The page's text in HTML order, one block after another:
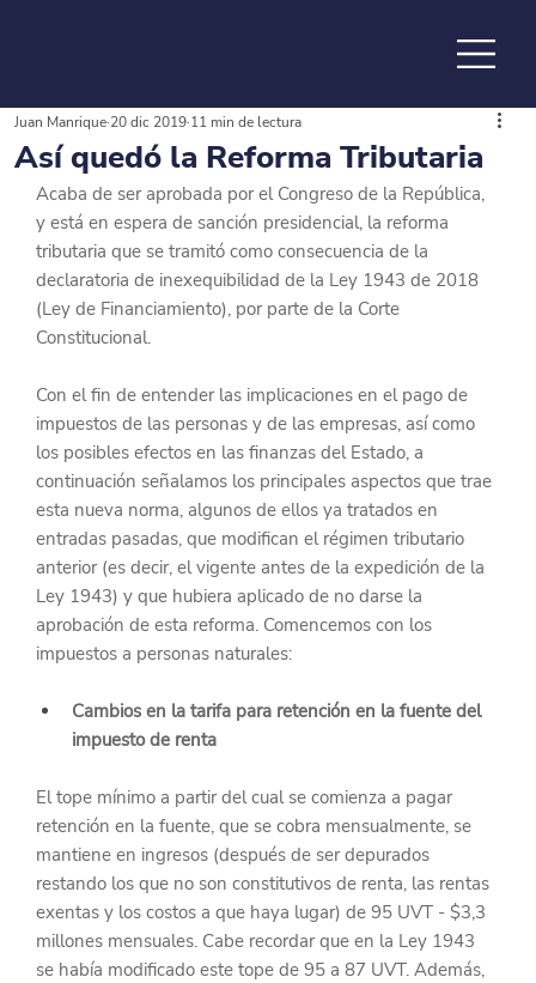
de la
Así quedó la Reforma Tributaria
Juan Manrique 20 dic 2019 11 min de lectura
Acaba de ser aprobada por el Congreso de la República,
y está en espera de sanción presidencial, la reforma
tributaria que se tramitó como consecuencia de la
declaratoria de inexequibilidad de la Ley 1943 de 2018
(Ley de Financiamiento), por parte de la Corte
Constitucional.
Con el fin de entender las implicaciones en el pago de
impuestos de las personas y de las empresas, así como
los posibles efectos en las finanzas del Estado, a
continuación señalamos los principales aspectos que trae
esta nueva norma, algunos de ellos ya tratados en
entradas pasadas, que modifican el régimen tributario
anterior (es decir, el vigente antes de la expedición de la
Ley 1943) y que hubiera aplicado de no darse la
aprobación de esta reforma. Comencemos con los
impuestos a personas naturales:
Cambios en la tarifa para retención en la fuente del
impuesto de renta
El tope mínimo a partir del cual se comienza a pagar
retención en la fuente, que se cobra mensualmente, se
mantiene en ingresos (después de ser depurados
restando los que no son constitutivos de renta, las rentas
exentas y los costos a que haya lugar) de 95 UVT - $3,3
millones mensuales. Cabe recordar que en la Ley 1943
se había modificado este tope de 95 a 87 UVT. Además,